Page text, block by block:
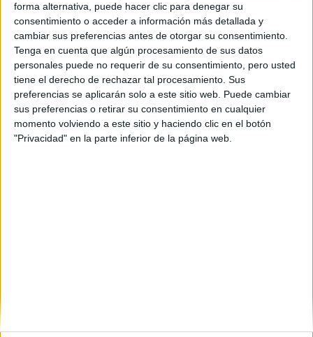
forma alternativa, puede hacer clic para denegar su
consentimiento o acceder a información más detallada y
cambiar sus preferencias antes de otorgar su consentimiento.
Tenga en cuenta que algún procesamiento de sus datos
personales puede no requerir de su consentimiento, pero usted
tiene el derecho de rechazar tal procesamiento. Sus
preferencias se aplicarán solo a este sitio web. Puede cambiar
sus preferencias o retirar su consentimiento en cualquier
momento volviendo a este sitio y haciendo clic en el botón
"Privacidad" en la parte inferior de la página web.